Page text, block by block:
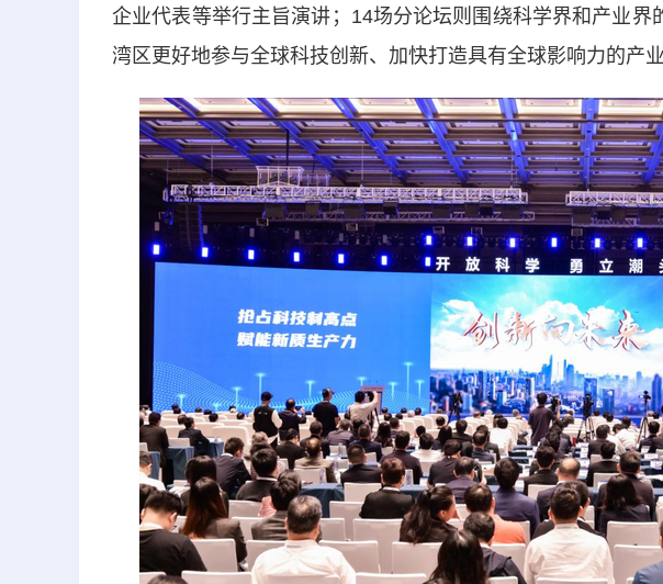
企业代表等举行主旨演讲；14场分论坛则围绕科学界和产业
湾区更好地参与全球科技创新、加快打造具有全球影响力的产